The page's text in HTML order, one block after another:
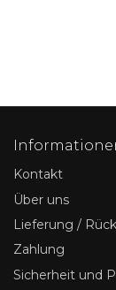
Kontakt
Über uns
Lieferung /
Zahlung
Sicherheit und